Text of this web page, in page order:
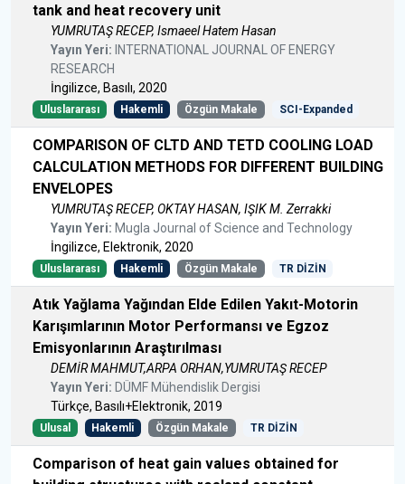
tank and heat recovery unit
YUMRUTAŞ RECEP, Ismaeel Hatem Hasan
Yayın Yeri: INTERNATIONAL JOURNAL OF ENERGY
RESEARCH
İngilizce, Basılı, 2020
Uluslararası Hakemli Özgün Makale SCI-Expanded
COMPARISON OF CLTD AND TETD COOLING LOAD
CALCULATION METHODS FOR DIFFERENT BUILDING
ENVELOPES
YUMRUTAŞ RECEP, OKTAY HASAN, IŞIK M. Zerrakki
Yayın Yeri: Mugla Journal of Science and Technology
İngilizce, Elektronik, 2020
Uluslararası Hakemli Özgün Makale TR DİZİN
Atık Yağlama Yağından Elde Edilen Yakıt-Motorin
Karışımlarının Motor Performansı ve Egzoz
Emisyonlarının Araştırılması
DEMİR MAHMUT,ARPA ORHAN,YUMRUTAŞ RECEP
Yayın Yeri: DÜMF Mühendislik Dergisi
Türkçe, Basılı+Elektronik, 2019
Ulusal Hakemli Özgün Makale TR DİZİN
Comparison of heat gain values obtained for